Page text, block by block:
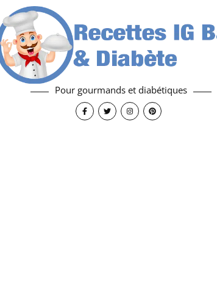
Pour gourmands et diabétiques